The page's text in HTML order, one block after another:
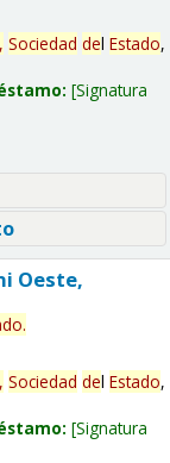
Sociedad del Estado,
Signatura
Oeste,
.
Sociedad del Estado,
Signatura